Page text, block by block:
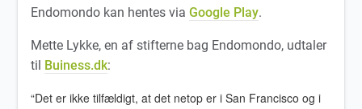
Endomondo kan hentes viaGoogle Play.
Mette Lykke, en af stifterne bag Endomondo, udtaler
til Buiness.dk:
“Det er ikke tilfældigt, at det netop er i San Francisco og i